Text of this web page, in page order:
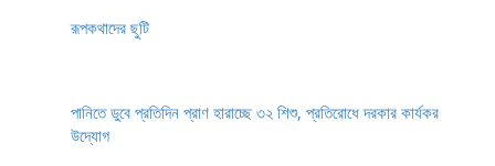
রূপকথাদের ছুটি
পানিতে ডুবে প্রতিদিন প্রাণ হারাচ্ছে ৩২ শিশু, প্রতিরোধে দরকার কার্যকর
উদ্যোগ